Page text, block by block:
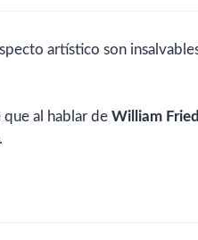
artístico son
al hablar de William